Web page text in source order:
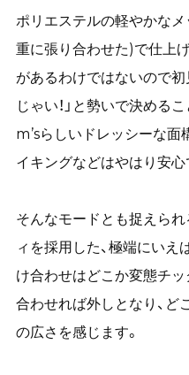
ポリエステルの軽やかな
重に張り合わせた)で仕上
があるわけではないので
じゃい！」と勢いで決める
m’sらしいドレッシーな面
イキングなどはやはり安心
そんなモードとも捉えら
ィを採用した、極端にい
け合わせはどこか変態チ
合わせれば外しとなり、
の広さを感じます。